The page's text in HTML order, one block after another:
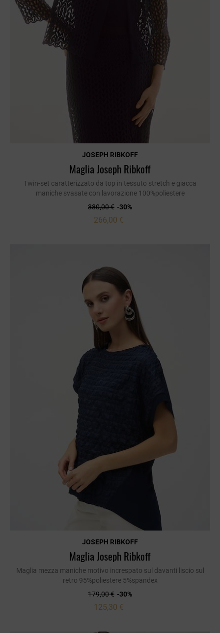
JOSEPH RIBKOFF
Maglia Joseph Ribkoff
Twin-set caratterizzato da top in tessuto stretch e giacca
maniche svasate con lavorazione 100%poliestere
380,00 € -30%
266,00 €
JOSEPH RIBKOFF
Maglia Joseph Ribkoff
Maglia mezza maniche motivo increspato sul davanti liscio sul
retro 95%poliestere 5%spandex
179,00 € -30%
125,30 €